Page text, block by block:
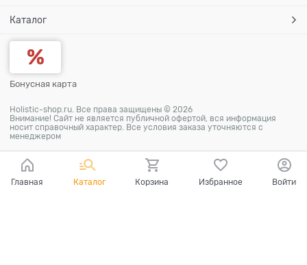
Каталог
Бонусная карта
Holistic-shop.ru. Все права защищены © 2026
Внимание! Сайт не является публичной офертой, вся информация
носит справочный характер. Все условия заказа уточняются с
менеджером
Главная Каталог Корзина Избранное Войти